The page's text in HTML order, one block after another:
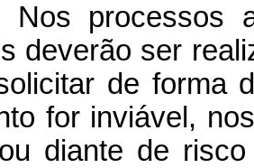
processos
deverão ser
de forma
for inviável,
diante de